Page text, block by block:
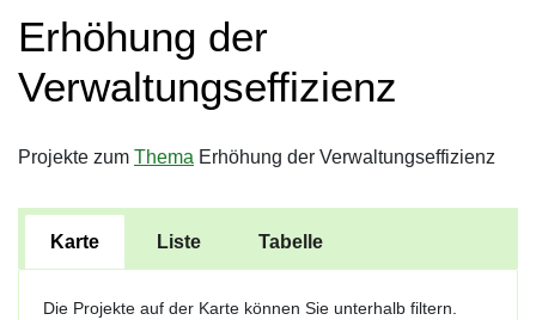
Erhöhung der
Verwaltungseffizienz
Projekte zum Thema Erhöhung der Verwaltungseffizienz
Karte Liste Tabelle
Die Projekte auf der Karte können Sie unterhalb filtern.